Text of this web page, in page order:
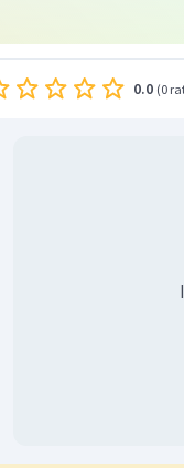
0.0 (0